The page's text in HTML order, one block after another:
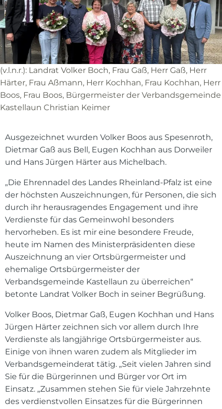
(v.l.n.r.): Landrat Volker Boch, Frau Gaß, Herr Gaß, Herr
Härter, Frau Aßmann, Herr Kochhan, Frau Kochhan, Herr
Boos, Frau Boos, Bürgermeister der Verbandsgemeinde
Kastellaun Christian Keimer
Ausgezeichnet wurden Volker Boos aus Spesenroth,
Dietmar Gaß aus Bell, Eugen Kochhan aus Dorweiler
und Hans Jürgen Härter aus Michelbach.
„Die Ehrennadel des Landes Rheinland-Pfalz ist eine
der höchsten Auszeichnungen, für Personen, die sich
durch ihr herausragendes Engagement und ihre
Verdienste für das Gemeinwohl besonders
hervorheben. Es ist mir eine besondere Freude,
heute im Namen des Ministerpräsidenten diese
Auszeichnung an vier Ortsbürgermeister und
ehemalige Ortsbürgermeister der
Verbandsgemeinde Kastellaun zu überreichen“
betonte Landrat Volker Boch in seiner Begrüßung.
Volker Boos, Dietmar Gaß, Eugen Kochhan und Hans
Jürgen Härter zeichnen sich vor allem durch Ihre
Verdienste als langjährige Ortsbürgermeister aus.
Einige von ihnen waren zudem als Mitglieder im
Verbandsgemeinderat tätig. „Seit vielen Jahren sind
Sie für die Bürgerinnen und Bürger vor Ort im
Einsatz. „Zusammen stehen Sie für viele Jahrzehnte
des verdienstvollen Einsatzes für die Bürgerinnen